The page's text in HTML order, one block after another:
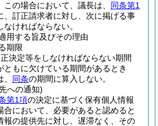
この場合において、議長は、 同条第1
、訂正請求者に対し、次に掲げる事
ければならない。
用する旨及びその理由
期限
決定等をしなければならない期間
ともに欠けている期間があるとき
同条の期間に算入しない。
への通知)
第1項の決定に基づく保有個人情報
合において、必要があると認めると
報の提供先に対し、遅滞なく、その